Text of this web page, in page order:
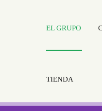
EL GRUPO
TIENDA